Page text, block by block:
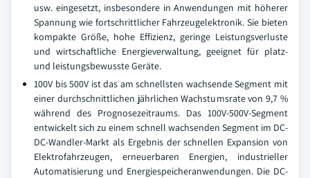
usw. eingesetzt, insbesondere in Anwendungen mit höherer
Spannung wie fortschrittlicher Fahrzeugelektronik. Sie bieten
kompakte Größe, hohe Effizienz, geringe Leistungsverluste
und wirtschaftliche Energieverwaltung, geeignet für platz-
und leistungsbewusste Geräte.
100V bis 500V ist das am schnellsten wachsende Segment mit
einer durchschnittlichen jährlichen Wachstumsrate von 9,7 %
während des Prognosezeitraums. Das 100V-500V-Segment
entwickelt sich zu einem schnell wachsenden Segment im DC-
DC-Wandler-Markt als Ergebnis der schnellen Expansion von
Elektrofahrzeugen, erneuerbaren Energien, industrieller
Automatisierung und Energiespeicheranwendungen. Die DC-